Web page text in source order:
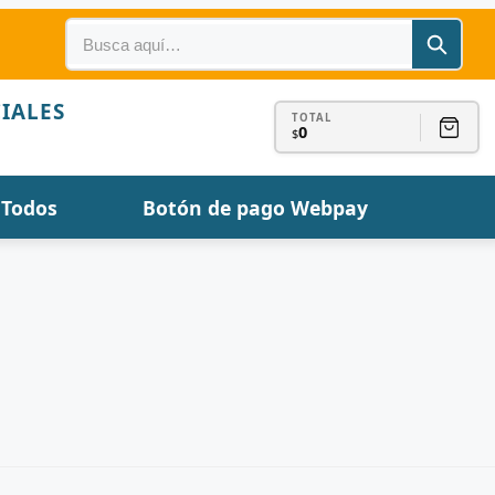
TOTAL
$0
Todos Botón de pago Webpay